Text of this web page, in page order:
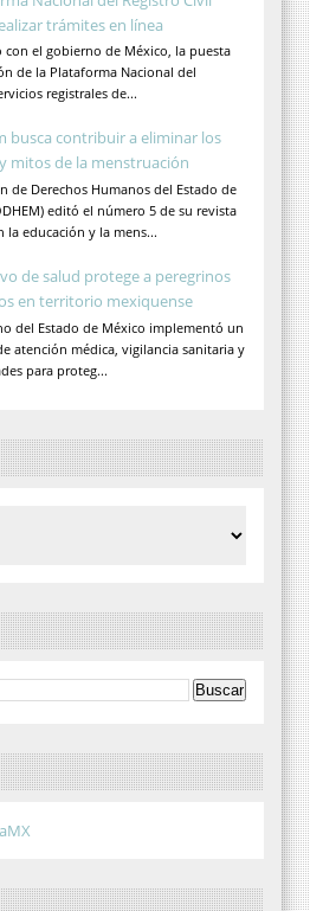
trámites en línea
con el gobierno de México, la puesta
de la Plataforma Nacional del
registrales de...
busca contribuir a eliminar los
mitos de la menstruación
de Derechos Humanos del Estado de
editó el número 5 de su revista
la educación y la mens...
de salud protege a peregrinos
en territorio mexiquense
del Estado de México implementó un
atención médica, vigilancia sanitaria y
para proteg...